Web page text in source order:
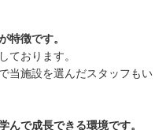
特徴です。
ております。
当施設を選んだスタッフもい
んで成長できる環境です。